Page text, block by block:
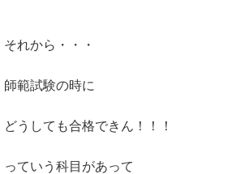
それから・・・
師範試験の時に
どうしても合格できん！！！
っていう科目があって